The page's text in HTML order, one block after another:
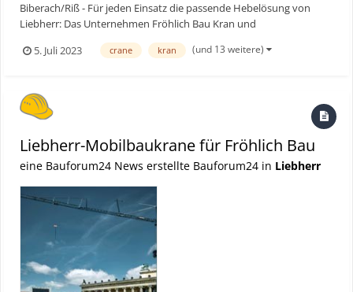
Biberach/Riß - Für jeden Einsatz die passende Hebelösung von
Liebherr: Das Unternehmen Fröhlich Bau Kran und
Baustellenlogistik stockt seine Mobilbaukran-Flotte um weitere
sieben Geräte auf. Die Großbestellung umfasst mit drei MK 73-3.1,
5. Juli 2023 crane kran (und 13 weitere)
Liebherr-Mobilbaukrane für Fröhlich Bau
eine Bauforum24 News erstellte Bauforum24 in Liebherr